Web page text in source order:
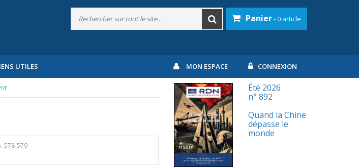
Panier- 0 article
UTILES MON ESPACE CONNEXION
578-579
Été 2026
n° 892
Quand la Chine
dépasse le
monde